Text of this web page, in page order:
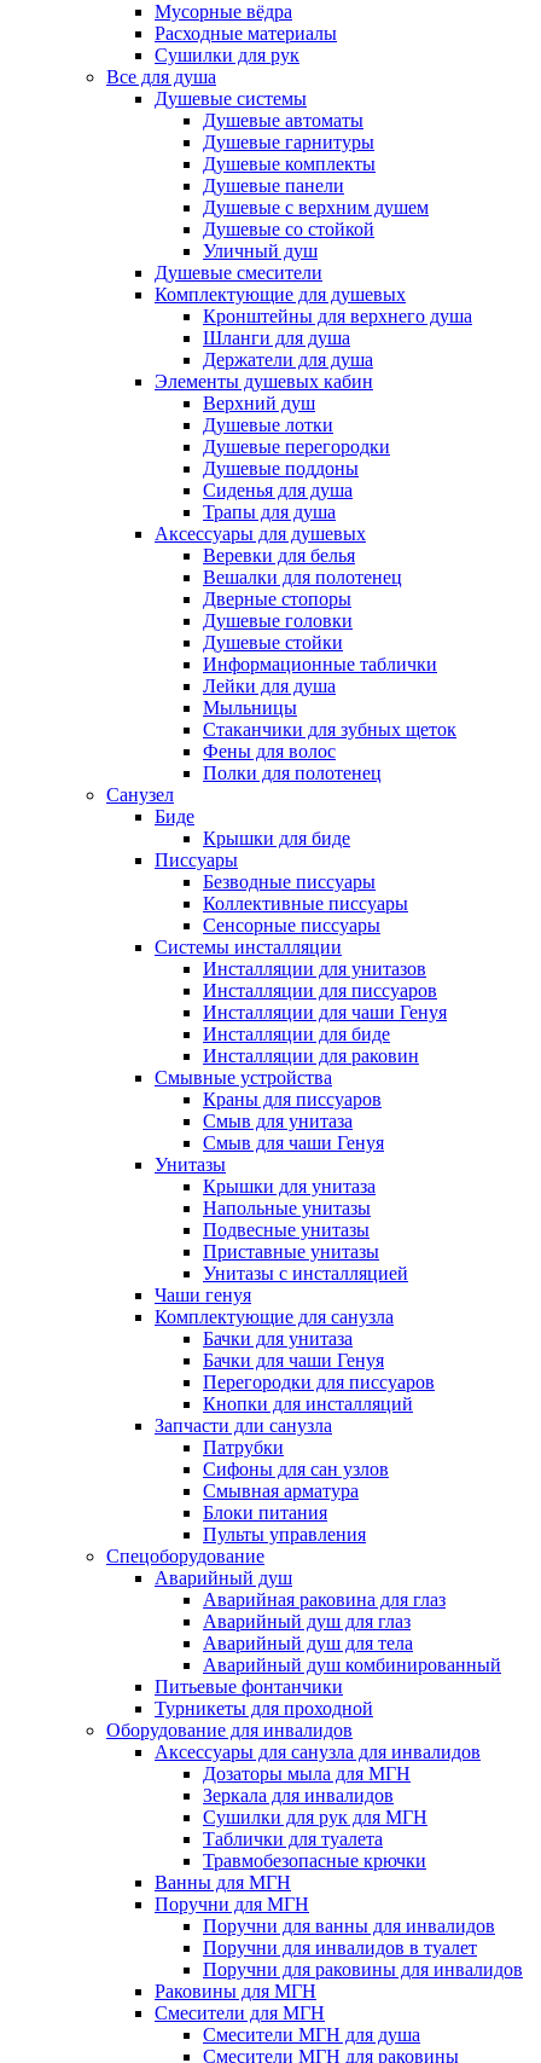
Мусорные вёдра
Расходные материалы
Сушилки для рук
Все для душа
Душевые системы
Душевые автоматы
Душевые гарнитуры
Душевые комплекты
Душевые панели
Душевые с верхним душем
Душевые со стойкой
Уличный душ
Душевые смесители
Комплектующие для душевых
Кронштейны для верхнего душа
Шланги для душа
Держатели для душа
Элементы душевых кабин
Верхний душ
Душевые лотки
Душевые перегородки
Душевые поддоны
Сиденья для душа
Трапы для душа
Аксессуары для душевых
Веревки для белья
Вешалки для полотенец
Дверные стопоры
Душевые головки
Душевые стойки
Информационные таблички
Лейки для душа
Мыльницы
Стаканчики для зубных щеток
Фены для волос
Полки для полотенец
Санузел
Биде
Крышки для биде
Писсуары
Безводные писсуары
Коллективные писсуары
Сенсорные писсуары
Системы инсталляции
Инсталляции для унитазов
Инсталляции для писсуаров
Инсталляции для чаши Генуя
Инсталляции для биде
Инсталляции для раковин
Смывные устройства
Краны для писсуаров
Смыв для унитаза
Смыв для чаши Генуя
Унитазы
Крышки для унитаза
Напольные унитазы
Подвесные унитазы
Приставные унитазы
Унитазы с инсталляцией
Чаши генуя
Комплектующие для санузла
Бачки для унитаза
Бачки для чаши Генуя
Перегородки для писсуаров
Кнопки для инсталляций
Запчасти дли санузла
Патрубки
Сифоны для сан узлов
Смывная арматура
Блоки питания
Пульты управления
Спецоборудование
Аварийный душ
Аварийная раковина для глаз
Аварийный душ для глаз
Аварийный душ для тела
Аварийный душ комбинированный
Питьевые фонтанчики
Турникеты для проходной
Оборудование для инвалидов
Аксессуары для санузла для инвалидов
Дозаторы мыла для МГН
Зеркала для инвалидов
Сушилки для рук для МГН
Таблички для туалета
Травмобезопасные крючки
Ванны для МГН
Поручни для МГН
Поручни для ванны для инвалидов
Поручни для инвалидов в туалет
Поручни для раковины для инвалидов
Раковины для МГН
Смесители для МГН
Смесители МГН для душа
Смесители МГН для раковины